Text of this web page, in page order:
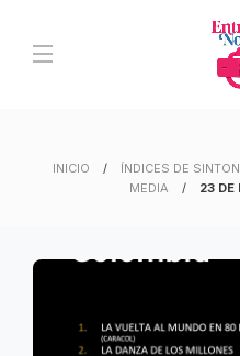
INICIO
ÍNDICES DE
MEDIA
23 DE